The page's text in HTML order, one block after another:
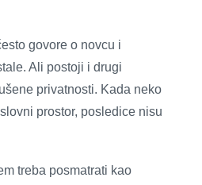
govore o novcu i
Ali postoji i drugi
privatnosti. Kada neko
prostor, posledice nisu
treba posmatrati kao